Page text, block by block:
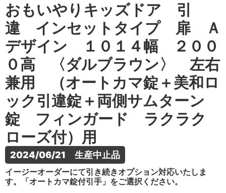
おもいやりキッズドア 引
違 インセットタイプ 扉 Ａ
デザイン １０１４幅 ２００
０高 〈ダルブラウン〉 左右
兼用 （オートカマ錠＋美和ロ
ック引違錠＋両側サムターン
錠 フィンガード ラクラク
ローズ付）用
2024/06/21　生産中止品
イージーオーダーにて引き続きオプション対応いたしま
す。「オートカマ錠付引手」をご選択ください。